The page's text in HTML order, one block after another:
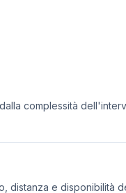
complessità
distanza e disponibilità